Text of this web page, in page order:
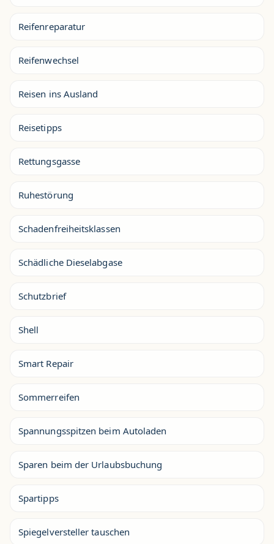
Reifenreparatur
Reifenwechsel
Reisen ins Ausland
Reisetipps
Rettungsgasse
Ruhestörung
Schadenfreiheitsklassen
Schädliche Dieselabgase
Schutzbrief
Shell
Smart Repair
Sommerreifen
Spannungsspitzen beim Autoladen
Sparen beim der Urlaubsbuchung
Spartipps
Spiegelversteller tauschen